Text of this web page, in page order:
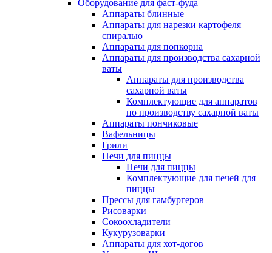
Оборудование для фаст-фуда
Аппараты блинные
Аппараты для нарезки картофеля
спиралью
Аппараты для попкорна
Аппараты для производства сахарной
ваты
Аппараты для производства
сахарной ваты
Комплектующие для аппаратов
по производству сахарной ваты
Аппараты пончиковые
Вафельницы
Грили
Печи для пиццы
Печи для пиццы
Комплектующие для печей для
пиццы
Прессы для гамбургеров
Рисоварки
Сокоохладители
Кукурузоварки
Аппараты для хот-догов